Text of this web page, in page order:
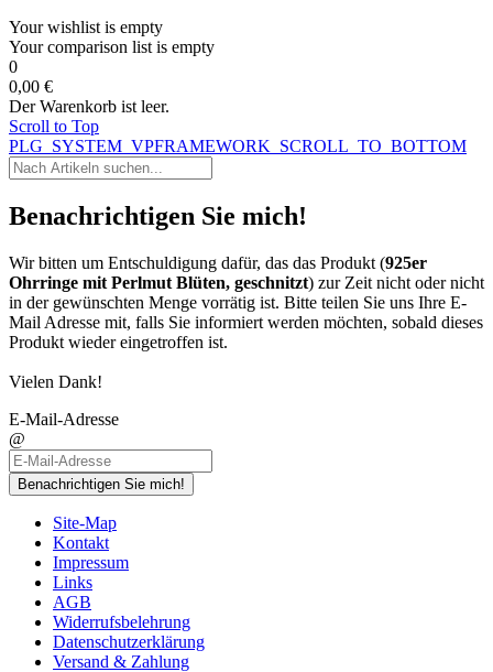
Your wishlist is empty
Your comparison list is empty
0
0,00 €
Der Warenkorb ist leer.
Scroll to Top
PLG_SYSTEM_VPFRAMEWORK_SCROLL_TO_BOTTOM
Benachrichtigen Sie mich!
Wir bitten um Entschuldigung dafür, das das Produkt (925er
Ohrringe mit Perlmut Blüten, geschnitzt) zur Zeit nicht oder nicht
in der gewünschten Menge vorrätig ist. Bitte teilen Sie uns Ihre E-
Mail Adresse mit, falls Sie informiert werden möchten, sobald dieses
Produkt wieder eingetroffen ist.
Vielen Dank!
E-Mail-Adresse
@
Benachrichtigen Sie mich!
Site-Map
Kontakt
Impressum
Links
AGB
Widerrufsbelehrung
Datenschutzerklärung
Versand & Zahlung